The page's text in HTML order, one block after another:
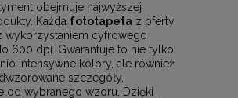
obejmuje najwyższej
Każda fototapeta z oferty
wykorzystaniem cyfrowego
600 dpi. Gwarantuje to nie tylko
intensywne kolory, ale również
szczegóły,
od wybranego wzoru. Dzięki